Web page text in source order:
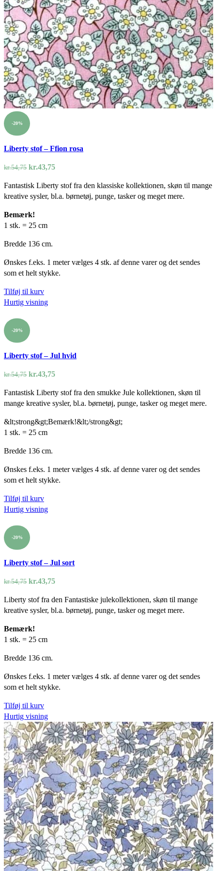
-20%
Liberty stof – Ffion rosa
kr.54,75 Den
pris
var:
kr.43,75Den
pris
er:
Fantastisk Liberty stof fra den klassiske kollektionen, skøn til mange
kreative sysler, bl.a. børnetøj, punge, tasker og meget mere.
Bemærk!
1 stk. = 25 cm
Bredde 136 cm.
Ønskes f.eks. 1 meter vælges 4 stk. af denne varer og det sendes
som et helt stykke.
Tilføj til kurv
Hurtig visning
-20%
Liberty stof – Jul hvid
kr.54,75 Den
pris
var:
kr.43,75Den
pris
er:
Fantastisk Liberty stof fra den smukke Jule kollektionen, skøn til
mange kreative sysler, bl.a. børnetøj, punge, tasker og meget mere.
&lt;strong&gt;Bemærk!&lt;/strong&gt;
1 stk. = 25 cm
Bredde 136 cm.
Ønskes f.eks. 1 meter vælges 4 stk. af denne varer og det sendes
som et helt stykke.
Tilføj til kurv
Hurtig visning
-20%
Liberty stof – Jul sort
kr.54,75 Den
pris
var:
kr.43,75Den
pris
er:
Liberty stof fra den Fantastiske julekollektionen, skøn til mange
kreative sysler, bl.a. børnetøj, punge, tasker og meget mere.
Bemærk!
1 stk. = 25 cm
Bredde 136 cm.
Ønskes f.eks. 1 meter vælges 4 stk. af denne varer og det sendes
som et helt stykke.
Tilføj til kurv
Hurtig visning